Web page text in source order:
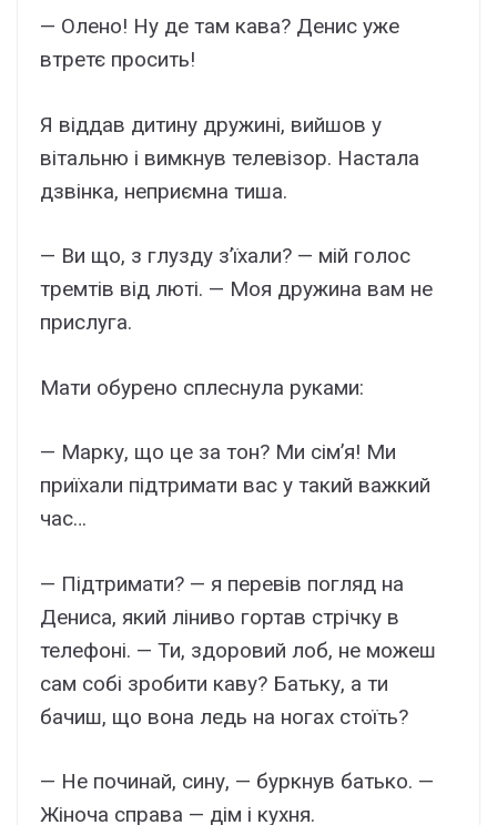
— Олено! Ну де там кава? Денис уже
втретє просить!
Я віддав дитину дружині, вийшов у
вітальню і вимкнув телевізор. Настала
дзвінка, неприємна тиша.
— Ви що, з глузду з’їхали? — мій голос
тремтів від люті. — Моя дружина вам не
прислуга.
Мати обурено сплеснула руками:
— Марку, що це за тон? Ми сім’я! Ми
приїхали підтримати вас у такий важкий
час…
— Підтримати? — я перевів погляд на
Дениса, який ліниво гортав стрічку в
телефоні. — Ти, здоровий лоб, не можеш
сам собі зробити каву? Батьку, а ти
бачиш, що вона ледь на ногах стоїть?
— Не починай, сину, — буркнув батько. —
Жіноча справа — дім і кухня.